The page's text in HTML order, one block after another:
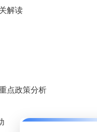
解读
点政策分析